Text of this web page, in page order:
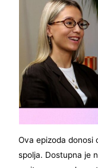
Ova epizoda donosi
spolja. Dostupna je